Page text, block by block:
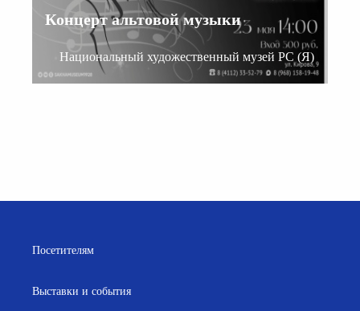
Концерт альтовой музыки
Национальный художественный музей РС (Я)
Посетителям
Выставки и события